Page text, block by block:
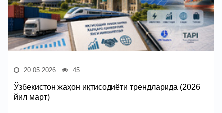
20.05.2026 45
Ўзбекистон жаҳон иқтисодиёти трендларида (2026
йил март)